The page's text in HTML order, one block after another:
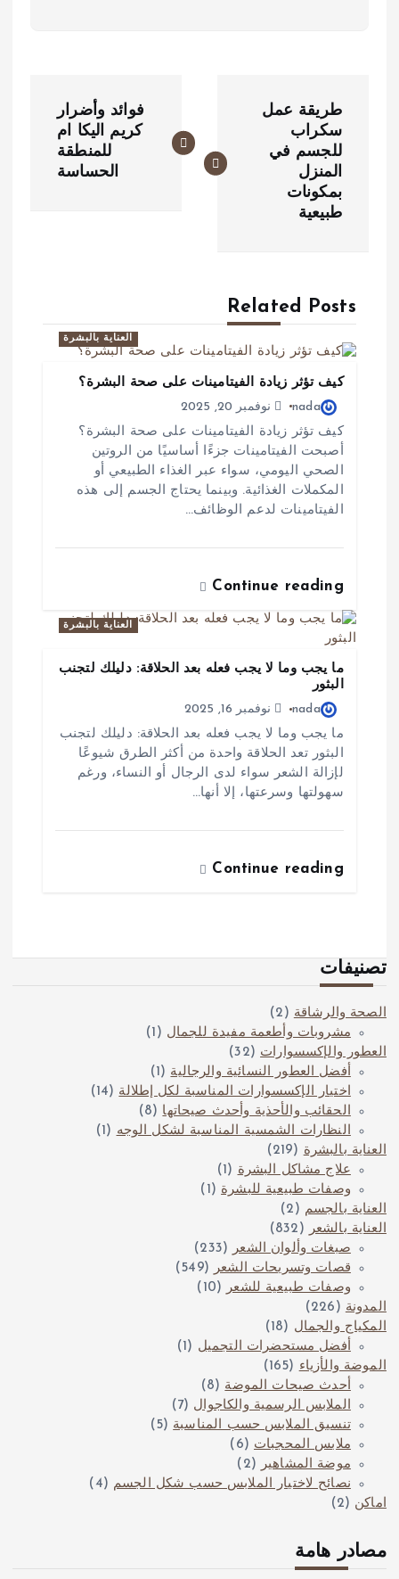
طريقة عمل
سكراب
للجسم في
المنزل
بمكونات
طبيعية
فوائد وأضرار
كريم اليكا ام
للمنطقة
الحساسة
Related Posts
العناية بالبشرة
كيف تؤثر زيادة الفيتامينات على صحة البشرة؟
nada
نوفمبر 20, 2025
كيف تؤثر زيادة الفيتامينات على صحة البشرة؟
أصبحت الفيتامينات جزءًا أساسيًا من الروتين
الصحي اليومي، سواء عبر الغذاء الطبيعي أو
المكملات الغذائية. وبينما يحتاج الجسم إلى هذه
الفيتامينات لدعم الوظائف…
Continue reading
العناية بالبشرة
ما يجب وما لا يجب فعله بعد الحلاقة: دليلك لتجنب
البثور
nada
نوفمبر 16, 2025
ما يجب وما لا يجب فعله بعد الحلاقة: دليلك لتجنب
البثور تعد الحلاقة واحدة من أكثر الطرق شيوعًا
لإزالة الشعر سواء لدى الرجال أو النساء، ورغم
سهولتها وسرعتها، إلا أنها…
Continue reading
تصنيفات
الصحة والرشاقة(2)
مشروبات وأطعمة مفيدة للجمال (1)
العطور والإكسسوارات(32)
أفضل العطور النسائية والرجالية(1)
اختيار الإكسسوارات المناسبة لكل إطلالة(14)
الحقائب والأحذية وأحدث صيحاتها(8)
النظارات الشمسية المناسبة لشكل الوجه(1)
العناية بالبشرة(219)
علاج مشاكل البشرة(1)
وصفات طبيعية للبشرة(1)
العناية بالجسم(2)
العناية بالشعر(832)
صبغات وألوان الشعر(233)
قصات وتسريحات الشعر(549)
وصفات طبيعية للشعر(10)
المدونة(226)
المكياج والجمال (18)
أفضل مستحضرات التجميل (1)
الموضة والأزياء(165)
أحدث صيحات الموضة(8)
الملابس الرسمية والكاجوال (7)
تنسيق الملابس حسب المناسبة(5)
ملابس المحجبات(6)
موضة المشاهير(2)
نصائح لاختيار الملابس حسب شكل الجسم(4)
اماكن(2)
مصادر هامة